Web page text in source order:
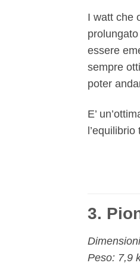
I watt che
essere
sempre
poter
E’
3.
Peso: 7,9